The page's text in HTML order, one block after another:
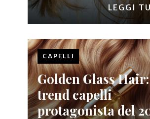
LEGGI
CAPELLI
Golden Glass
trend capelli
protagonista del